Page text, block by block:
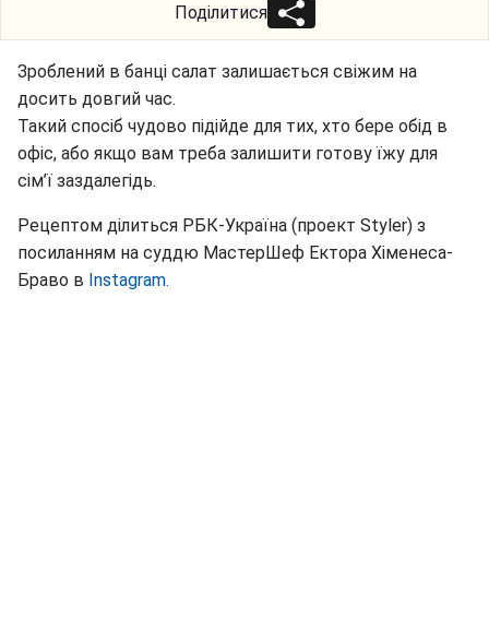
Поділитися
Зроблений в банці салат залишається свіжим на
досить довгий час.
Такий спосіб чудово підійде для тих, хто бере обід в
офіс, або якщо вам треба залишити готову їжу для
сім’ї заздалегідь.
Рецептом ділиться РБК-Україна (проект Styler) з
посиланням на суддю МастерШеф Ектора Хіменеса-
Браво в Instagram.